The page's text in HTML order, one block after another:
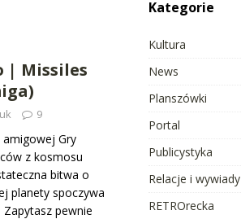
| Missiles
9
Gry
z kosmosu
bitwa o
planety spoczywa
pewnie
Kategorie
Kultura
News
Planszówki
Portal
Publicystyka
Relacje i wywiady
RETROrecka